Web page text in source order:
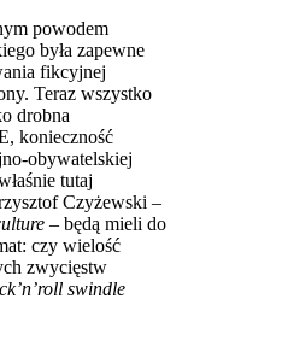
powodem
była zapewne
fikcyjnej
Teraz wszystko
drobna
konieczność
obywatelskiej
tutaj
Czyżewski –
– będą mieli do
czy wielość
zwycięstw
swindle